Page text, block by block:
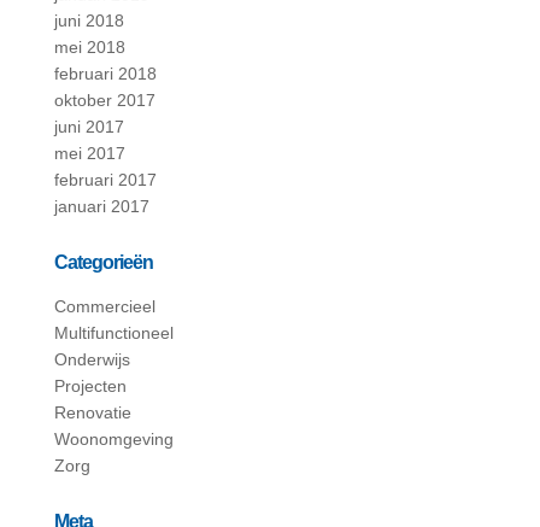
juni 2018
mei 2018
februari 2018
oktober 2017
juni 2017
mei 2017
februari 2017
januari 2017
Categorieën
Commercieel
Multifunctioneel
Onderwijs
Projecten
Renovatie
Woonomgeving
Zorg
Meta